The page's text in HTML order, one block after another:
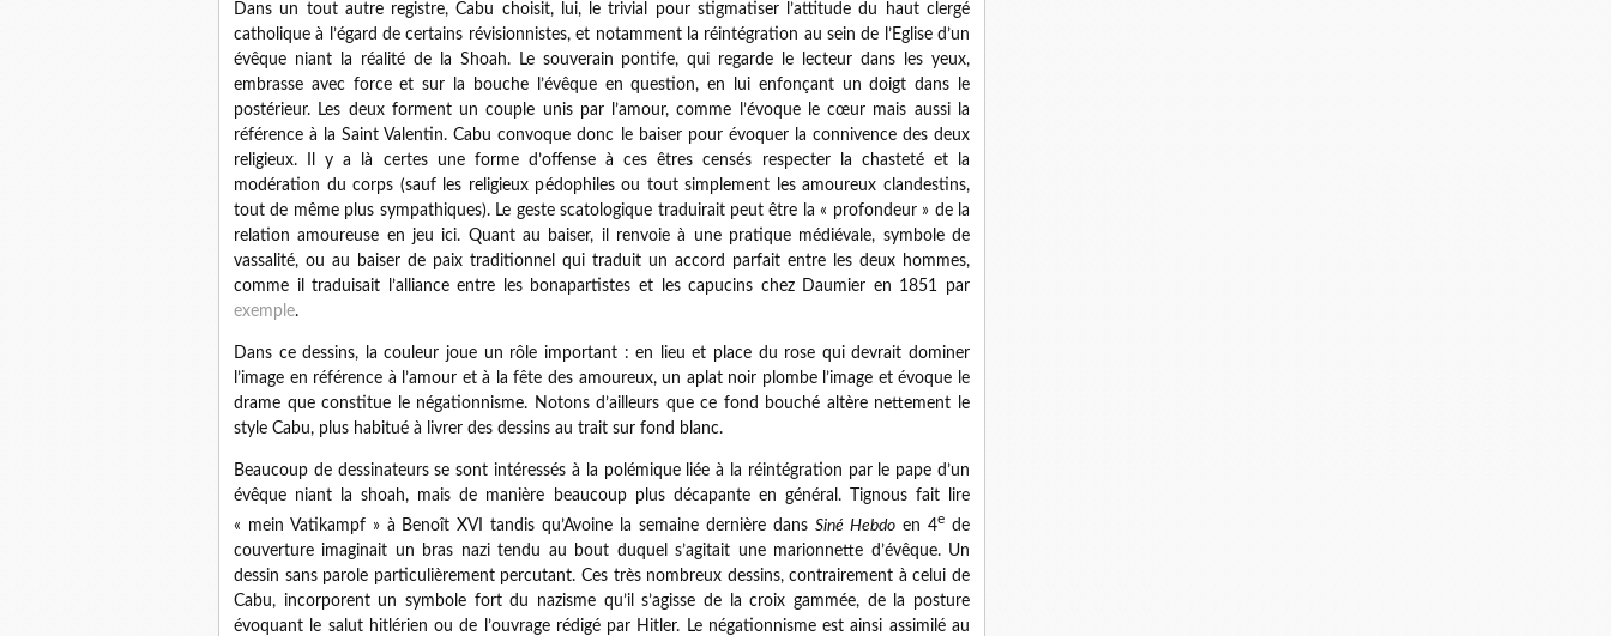
Dans un tout autre registre,Cabu choisit, lui, le trivial pour stigmatiser l’attitude du haut clergé
catholique à l’égard de certains révisionnistes, et notamment la réintégration au sein de l’Eglise d’un
évêque niant la réalité de la Shoah. Le souverain pontife, qui regarde le lecteur dans les yeux,
embrasse avec force et sur la bouche l’évêque en question, en lui enfonçant un doigt dans le
postérieur. Les deux forment un couple unis par l’amour, comme l’évoque le cœur mais aussi la
référence à la Saint Valentin.Cabu convoque donc le baiser pour évoquer la connivence des deux
religieux. Il y a là certes une forme d’offense à ces êtres censés respecter la chasteté et la
modération du corps (sauf les religieux pédophiles ou tout simplement les amoureux clandestins,
tout de même plus sympathiques). Le geste scatologique traduirait peut être la « profondeur » de la
relation amoureuse en jeu ici. Quant au baiser, il renvoie à une pratique médiévale, symbole de
vassalité, ou au baiser de paix traditionnel qui traduit un accord parfait entre les deux hommes,
comme il traduisait l’alliance entre les bonapartistes et les capucins chez Daumier en 1851 par
exemple.
Dans ce dessins, la couleur joue un rôle important : en lieu et place du rose qui devrait dominer
l’image en référence à l’amour et à la fête des amoureux, un aplat noir plombe l’image et évoque le
drame que constitue le négationnisme. Notons d’ailleurs que ce fond bouché altère nettement le
style Cabu, plus habitué à livrer des dessins au trait sur fond blanc.
Beaucoup de dessinateurs se sont intéressés à la polémique liée à la réintégration par le pape d’un
évêque niant la shoah, mais de manière beaucoup plus décapante en général.
Tignousfait lire
« mein Vatikampf» à Benoît XVI tandis qu’Avoine la semaine dernière dans Siné Hebdo en 4e de
couverture imaginait un bras nazi tendu au bout duquel s’agitait une marionnette d’évêque. Un
dessin sans parole particulièrement percutant. Ces très nombreux dessins, contrairement à celui de
Cabu, incorporent un symbole fort du nazisme qu’il s’agisse de la croix gammée, de la posture
évoquant le salut hitlérien ou de l’ouvrage rédigé par Hitler. Le négationnisme est ainsi assimilé au